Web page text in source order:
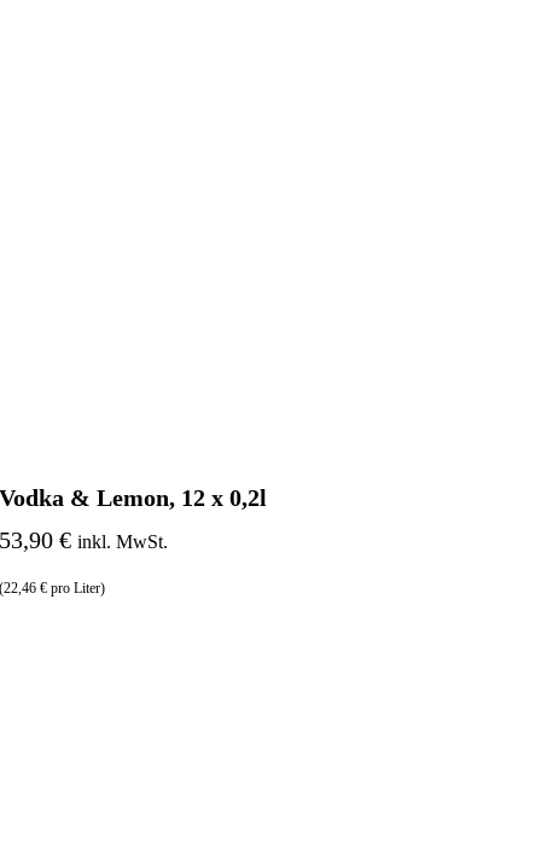
Vodka & Lemon, 12 x 0,2l
53,90 €inkl. MwSt.
(22,46 € pro Liter)